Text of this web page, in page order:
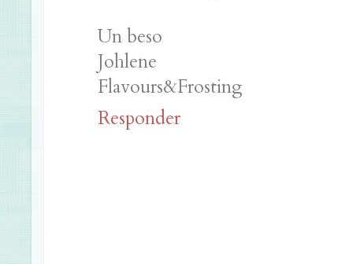
Un beso
Johlene
Flavours&Frosting
Responder